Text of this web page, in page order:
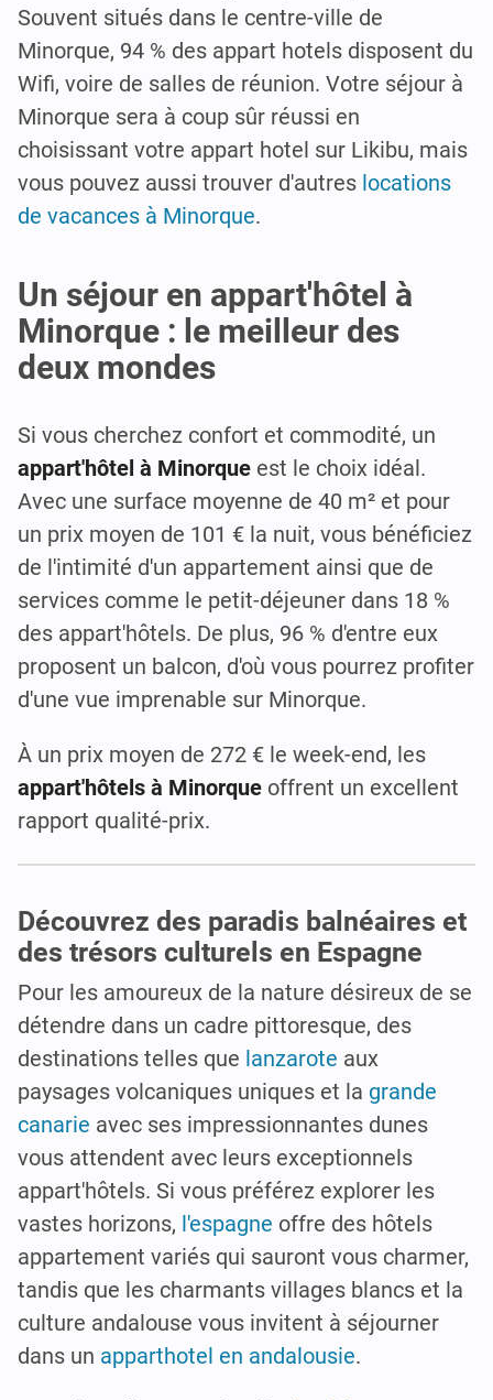
Souvent situés dans le centre-ville de
Minorque, 94 % des appart hotels disposent du
Wifi, voire de salles de réunion. Votre séjour à
Minorque sera à coup sûr réussi en
choisissant votre appart hotel sur Likibu, mais
vous pouvez aussi trouver d'autres locations
de vacances à Minorque.
Un séjour en appart'hôtel à
Minorque : le meilleur des
deux mondes
Si vous cherchez confort et commodité, un
appart'hôtel à Minorque est le choix idéal.
Avec une surface moyenne de 40 m² et pour
un prix moyen de 101 € la nuit, vous bénéficiez
de l'intimité d'un appartement ainsi que de
services comme le petit-déjeuner dans 18 %
des appart'hôtels. De plus, 96 % d'entre eux
proposent un balcon, d'où vous pourrez profiter
d'une vue imprenable sur Minorque.
À un prix moyen de 272 € le week-end, les
appart'hôtels à Minorque offrent un excellent
rapport qualité-prix.
Découvrez des paradis balnéaires et
des trésors culturels en Espagne
Pour les amoureux de la nature désireux de se
détendre dans un cadre pittoresque, des
destinations telles que lanzarote aux
paysages volcaniques uniques et la grande
canarie avec ses impressionnantes dunes
vous attendent avec leurs exceptionnels
appart'hôtels. Si vous préférez explorer les
vastes horizons, l'espagne offre des hôtels
appartement variés qui sauront vous charmer,
tandis que les charmants villages blancs et la
culture andalouse vous invitent à séjourner
dans un apparthotel en andalousie.